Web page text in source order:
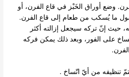
وضع أوراق الخَبْز في قاع الفرن، أو
ما يُسكب من طعام إلى قاع الفرن.
حيث إنّ تركه سيجعل إزالته أكثر
على الفور، وبعد ذلك يمكن فركه
تنظيفه من أيّ اتّساخ .